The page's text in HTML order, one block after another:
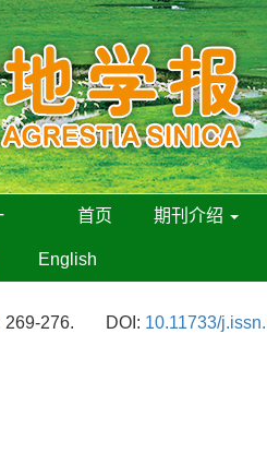
首页 期刊介绍
English
269-276. DOI: 10.11733/